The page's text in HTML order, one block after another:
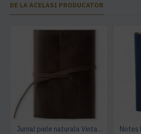
DE LA ACELASI PRODUCATOR
Jurnal piele naturala Vintage, 354 pagini, bloc detasabil, cutie cadou, lucrat manual, maro